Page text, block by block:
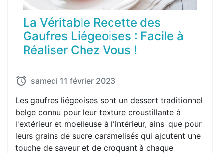
La Véritable Recette des
Gaufres Liégeoises : Facile à
Réaliser Chez Vous !
samedi 11 février 2023
Les gaufres liégeoises sont un dessert traditionnel
belge connu pour leur texture croustillante à
l'extérieur et moelleuse à l'intérieur, ainsi que pour
leurs grains de sucre caramelisés qui ajoutent une
touche de saveur et de croquant à chaque